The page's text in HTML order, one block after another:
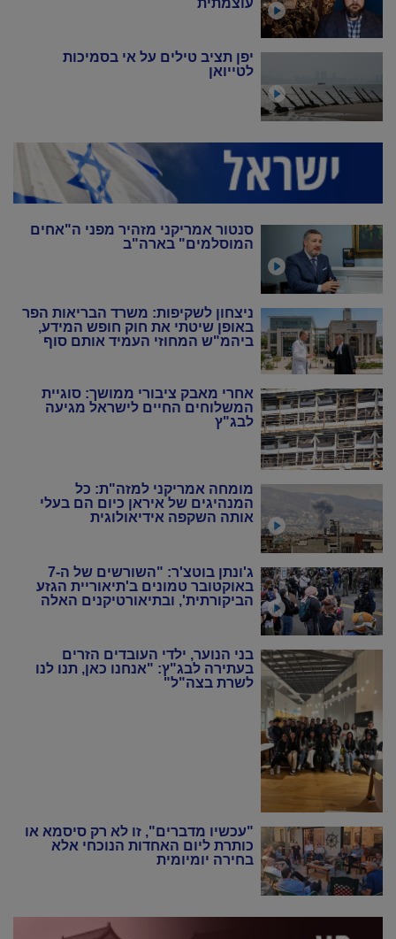
יפן תציב טילים על אי בסמיכות
לטייואן
סנטור אמריקני מזהיר מפני ה"אחים
המוסלמים" בארה"ב
ניצחון לשקיפות: משרד הבריאות הפר
באופן שיטתי את חוק חופש המידע,
ביהמ"ש המחוזי העמיד אותם סוף
אחרי מאבק ציבורי ממושך: סוגיית
המשלוחים החיים לישראל מגיעה
לבג"ץ
מומחה אמריקני למזה"ת: כל
המנהיגים של איראן כיום הם בעלי
אותה השקפה אידיאולוגית
ג'ונתן בוטצ'ר: "השורשים של ה-7
באוקטובר טמונים ב'תיאוריית הגזע
הביקורתית', ובתיאורטיקנים האלה
בני הנוער, ילדי העובדים הזרים
בעתירה לבג"ץ: "אנחנו כאן, תנו לנו
לשרת בצה"ל"
"עכשיו מדברים", זו לא רק סיסמא או
כותרת ליום האחדות הנוכחי אלא
בחירה יומיומית